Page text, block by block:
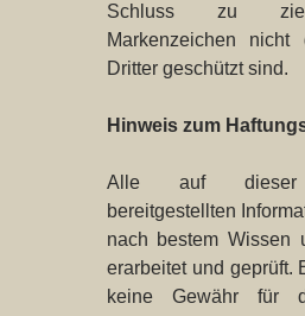
Schluss zu
Markenzeichen nicht
Dritter geschützt sind.
Hinweis zum
Alle auf dieser
bereitgestellten
nach bestem Wissen
erarbeitet und geprüft.
keine Gewähr für